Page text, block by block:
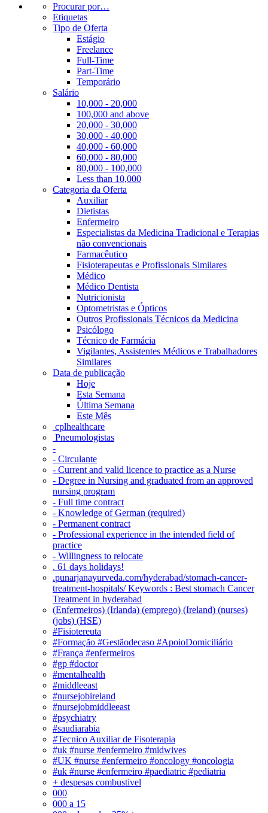
Procurar por…
Etiquetas
Tipo de Oferta
Estágio
Freelance
Full-Time
Part-Time
Temporário
Salário
10,000 - 20,000
100,000 and above
20,000 - 30,000
30,000 - 40,000
40,000 - 60,000
60,000 - 80,000
80,000 - 100,000
Less than 10,000
Categoria da Oferta
Auxiliar
Dietistas
Enfermeiro
Especialistas da Medicina Tradicional e Terapias
não convencionais
Farmacêutico
Fisioterapeutas e Profissionais Similares
Médico
Médico Dentista
Nutricionista
Optometristas e Ópticos
Outros Profissionais Técnicos da Medicina
Psicólogo
Técnico de Farmácia
Vigilantes, Assistentes Médicos e Trabalhadores
Similares
Data de publicação
Hoje
Esta Semana
Última Semana
Este Mês
‎ cplhealthcare‬
Pneumologistas
-
- Circulante
- Current and valid licence to practice as a Nurse
- Degree in Nursing and graduated from an approved
nursing program
- Full time contract
- Knowledge of German (required)
- Permanent contract
- Professional experience in the intended field of
practice
- Willingness to relocate
. 61 days holidays!
.punarjanayurveda.com/hyderabad/stomach-cancer-
treatment-hospitals/ Keywords : Best stomach Cancer
Treatment in hyderabad
(Enfermeiros) (Irlanda) (emprego) (Ireland) (nurses)
(jobs) (HSE)
#Fisiotereuta
#Formação #Gestãodecaso #ApoioDomiciliário
#França #enfermeiros
#gp #doctor
#mentalhealth
#middleeast
#nursejobireland
#nursejobmiddleeast
#psychiatry
#saudiarabia
#Tecnico Auxiliar de Fisoterapia
#uk #nurse #enfermeiro #midwives
#UK #nurse #enfermeiro #oncology #oncologia
#uk #nurse #enfermeiro #paediatric #pediatria
+ despesas combustivel
000
000 a 15